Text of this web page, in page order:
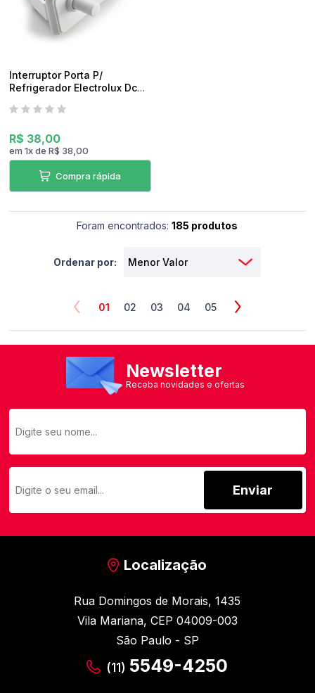
Interruptor Porta P/
Refrigerador Electrolux Dc47
R$ 38,00
em1xdeR$ 38,00
Compra rápida
Foram encontrados:185 produtos
Ordenar por:
01 02 03 04 05
Newsletter
Receba novidades e ofertas
Enviar
Localização
Rua Domingos de Morais, 1435
Vila Mariana, CEP 04009-003
São Paulo - SP
(11) 5549-4250